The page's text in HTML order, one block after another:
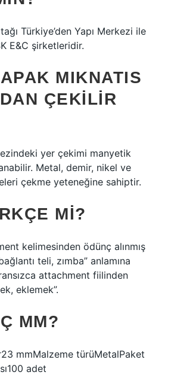
Türkiye’den Yapı Merkezi ile
E&C şirketleridir.
MIKNATIS
ÇEKILIR
yer çekimi manyetik
Metal, demir, nikel ve
çekme yeteneğine sahiptir.
MI?
kelimesinden ödünç alınmış
teli, zımba” anlamına
attachment fiilinden
eklemek”.
MM?
mmMalzeme türüMetalPaket
adet